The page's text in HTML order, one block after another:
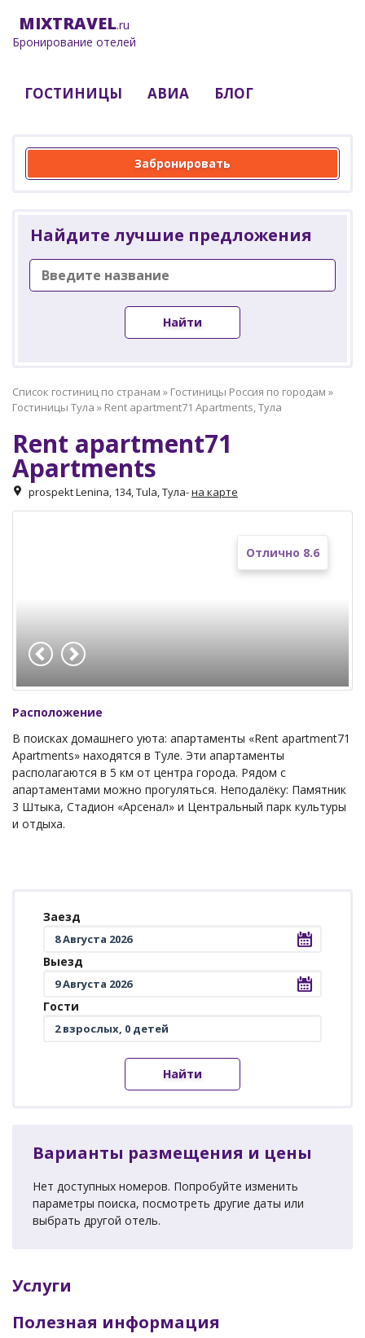
MIXTRAVEL.ru
Бронирование отелей
ГОСТИНИЦЫ АВИА БЛОГ
Забронировать
Найдите лучшие предложения
Найти
Список гостиниц по странам » Гостиницы Россия по городам »
Гостиницы Тула » Rent apartment71 Apartments, Тула
Rent apartment71
Apartments
prospekt Lenina, 134, Tula, Тула-на карте
Отлично 8.6
Расположение
В поисках домашнего уюта: апартаменты «Rent apartment71
Apartments» находятся в Туле. Эти апартаменты
располагаются в 5 км от центра города. Рядом с
апартаментами можно прогуляться. Неподалёку: Памятник
3 Штыка, Стадион «Арсенал» и Центральный парк культуры
и отдыха.
Заезд
Выезд
Гости
Найти
Варианты размещения и цены
Нет доступных номеров. Попробуйте изменить
параметры поиска, посмотреть другие даты или
выбрать другой отель.
Услуги
Полезная информация